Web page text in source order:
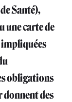
Santé),
une carte de
impliquées
obligations
donnent des